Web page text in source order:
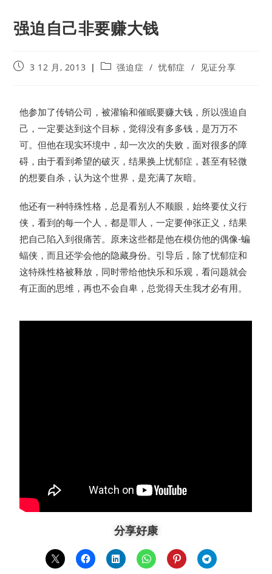
强迫自己非要赚大钱
3 12 月, 2013 强迫症 / 忧郁症 / 见证分享
他参加了传销公司，被灌输和催眠要赚大钱，所以强迫自
己，一定要达到这个目标，觉得没有多多钱，是万万不
可。但他在现实环境中，却一次次的失败，面对很多的障
碍，由于看到希望的破灭，结果换上忧郁症，甚至有轻微
的想要自杀，认为这个世界，是充满了灰暗。
他还有一种特殊性格，总是看别人不顺眼，始终要仗义行
侠，看到的每一个人，都是罪人，一定要伸张正义，结果
把自己陷入到很痛苦。原来这些都是他在模仿他的偶像-蝙
蝠侠，而且还学会他的隐藏身份。引导后，除了忧郁症和
这特殊性格被释放，同时带给他快乐和乐观，看问题就会
有正面的思维，再也不会自卑，总觉得天生我才必有用。
分享好康